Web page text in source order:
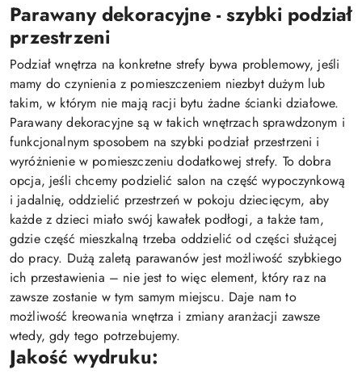
Parawany dekoracyjne - szybki podział
przestrzeni
Podział wnętrza na konkretne strefy bywa problemowy, jeśli
mamy do czynienia z pomieszczeniem niezbyt dużym lub
takim, w którym nie mają racji bytu żadne ścianki działowe.
Parawany dekoracyjne są w takich wnętrzach sprawdzonym i
funkcjonalnym sposobem na szybki podział przestrzeni i
wyróżnienie w pomieszczeniu dodatkowej strefy. To dobra
opcja, jeśli chcemy podzielić salon na część wypoczynkową
i jadalnię, oddzielić przestrzeń w pokoju dziecięcym, aby
każde z dzieci miało swój kawałek podłogi, a także tam,
gdzie część mieszkalną trzeba oddzielić od części służącej
do pracy. Dużą zaletą parawanów jest możliwość szybkiego
ich przestawienia – nie jest to więc element, który raz na
zawsze zostanie w tym samym miejscu. Daje nam to
możliwość kreowania wnętrza i zmiany aranżacji zawsze
wtedy, gdy tego potrzebujemy.
Jakość wydruku: